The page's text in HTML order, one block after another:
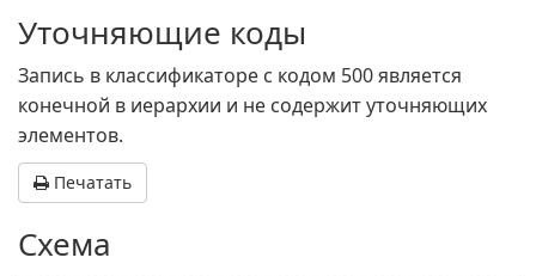
Уточняющие коды
Запись в классификаторе с кодом 500 является
конечной в иерархии и не содержит уточняющих
элементов.
Печатать
Схема